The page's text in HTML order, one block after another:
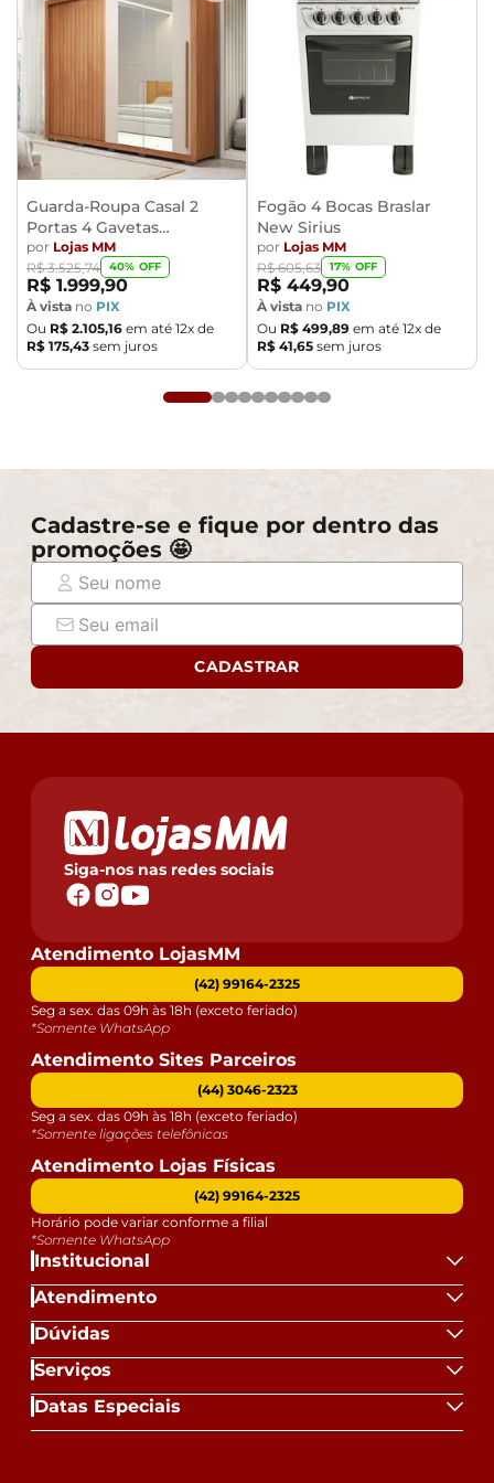
Guarda-Roupa Casal 2
Portas 4 Gavetas
Caemmun Moviment
por Lojas MM
R$ 3.525,74 40% OFF
R$ 1.999,90
À vista no PIX
Ou R$ 2.105,16 em até 12x de
R$ 175,43 sem juros
Fogão 4 Bocas Braslar
New Sirius
por Lojas MM
R$ 605,63 17% OFF
R$ 449,90
À vista no PIX
Ou R$ 499,89 em até 12x de
R$ 41,65 sem juros
Cadastre-se e fique por dentro das
promoções 🤩
CADASTRAR
Siga-nos nas redes sociais
Institucional
Atendimento
Dúvidas
Serviços
Datas Especiais
Atendimento LojasMM
(42) 99164-2325
Seg a sex. das 09h às 18h (exceto feriado)
*Somente WhatsApp
Atendimento Sites Parceiros
(44) 3046-2323
Seg a sex. das 09h às 18h (exceto feriado)
*Somente ligações telefônicas
Atendimento Lojas Físicas
(42) 99164-2325
Horário pode variar conforme a filial
*Somente WhatsApp